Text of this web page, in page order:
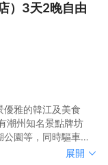
）3天2晚自由
優雅的韓江及美食
潮州知名景點牌坊
園等，同時驅車輕
放式自助早餐以及健
優雅的韓江及美食
展開